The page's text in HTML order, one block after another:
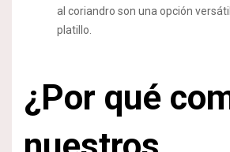
al coriandro son una opción
platillo.
¿Por qué